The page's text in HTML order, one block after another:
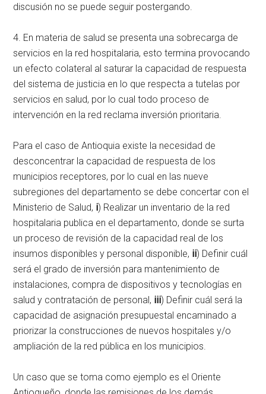
discusión no se puede seguir postergando.
4. En materia de salud se presenta una sobrecarga de
servicios en la red hospitalaria, esto termina provocando
un efecto colateral al saturar la capacidad de respuesta
del sistema de justicia en lo que respecta a tutelas por
servicios en salud, por lo cual todo proceso de
intervención en la red reclama inversión prioritaria.
Para el caso de Antioquia existe la necesidad de
desconcentrar la capacidad de respuesta de los
municipios receptores, por lo cual en las nueve
subregiones del departamento se debe concertar con el
Ministerio de Salud, i) Realizar un inventario de la red
hospitalaria publica en el departamento, donde se surta
un proceso de revisión de la capacidad real de los
insumos disponibles y personal disponible, ii) Definir cuál
será el grado de inversión para mantenimiento de
instalaciones, compra de dispositivos y tecnologías en
salud y contratación de personal, iii) Definir cuál será la
capacidad de asignación presupuestal encaminado a
priorizar la construcciones de nuevos hospitales y/o
ampliación de la red pública en los municipios.
Un caso que se toma como ejemplo es el Oriente